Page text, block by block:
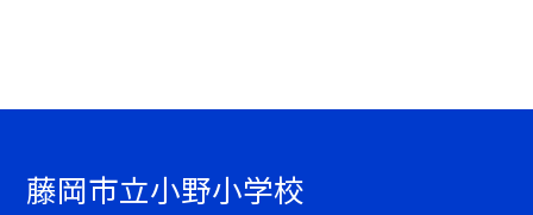
藤岡市立小野小学校